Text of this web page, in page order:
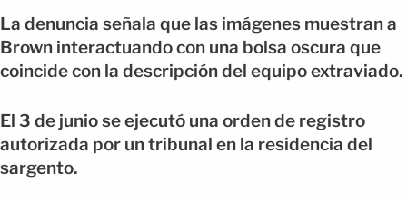
La denuncia señala que las imágenes muestran a
Brown interactuando con una bolsa oscura que
coincide con la descripción del equipo extraviado.
El 3 de junio se ejecutó una orden de registro
autorizada por un tribunal en la residencia del
sargento.